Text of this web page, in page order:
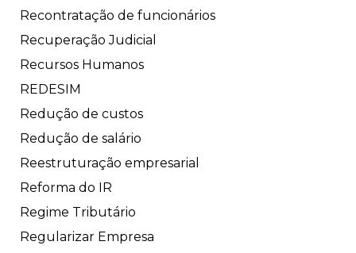
Recontratação de funcionários
Recuperação Judicial
Recursos Humanos
REDESIM
Redução de custos
Redução de salário
Reestruturação empresarial
Reforma do IR
Regime Tributário
Regularizar Empresa